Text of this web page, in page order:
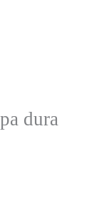
dura